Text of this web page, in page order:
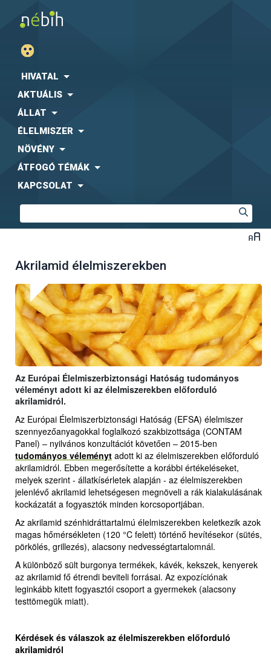
HIVATAL
AKTUÁLIS
ÁLLAT
ÉLELMISZER
NÖVÉNY
ÁTFOGÓ TÉMÁK
KAPCSOLAT
Akrilamid élelmiszerekben
Az Európai Élelmiszerbiztonsági Hatóság tudományos
véleményt adott ki az élelmiszerekben előforduló
akrilamidról.
Az Európai Élelmiszerbiztonsági Hatóság (EFSA) élelmiszer
szennyezőanyagokkal foglalkozó szakbizottsága (CONTAM
Panel) – nyilvános konzultációt követően – 2015-ben
tudományos véleményt adott ki az élelmiszerekben előforduló
akrilamidról. Ebben megerősítette a korábbi értékeléseket,
melyek szerint - állatkísérletek alapján - az élelmiszerekben
jelenlévő akrilamid lehetségesen megnöveli a rák kialakulásának
kockázatát a fogyasztók minden korcsoportjában.
Az akrilamid szénhidráttartalmú élelmiszerekben keletkezik azok
magas hőmérsékleten (120 °C felett) történő hevítésekor (sütés,
pörkölés, grillezés), alacsony nedvességtartalomnál.
A különböző sült burgonya termékek, kávék, kekszek, kenyerek
az akrilamid fő étrendi beviteli forrásai. Az expozíciónak
leginkább kitett fogyasztói csoport a gyermekek (alacsony
testtömegük miatt).
Kérdések és válaszok az élelmiszerekben előforduló
akrilamidról